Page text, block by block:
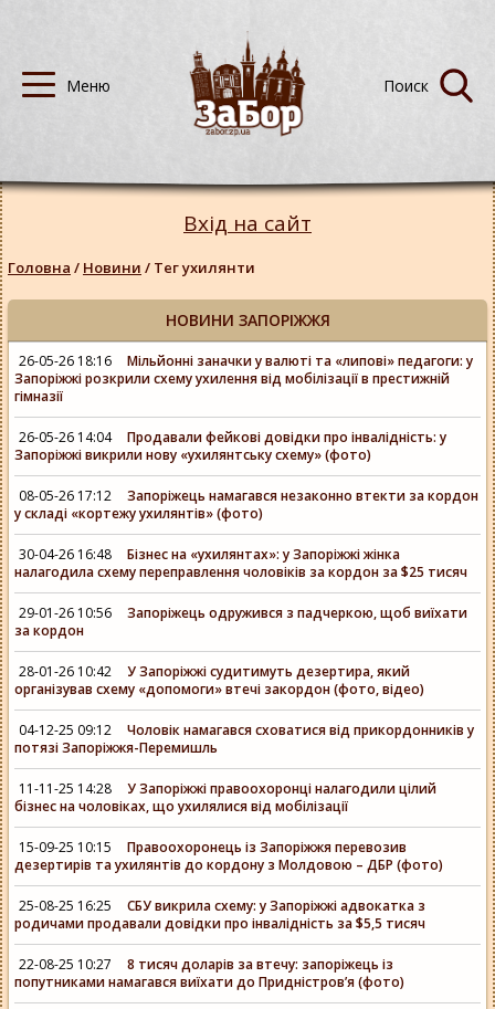
Вхід на сайт
Головна / Новини / Тег ухилянти
НОВИНИ ЗАПОРІЖЖЯ
26-05-26 18:16
Мільйонні заначки у валюті та «липові» педагоги: у
Запоріжжі розкрили схему ухилення від мобілізації в престижній
гімназії
26-05-26 14:04
Продавали фейкові довідки про інвалідність: у
Запоріжжі викрили нову «ухилянтську схему» (фото)
08-05-26 17:12
Запоріжець намагався незаконно втекти за кордон
у складі «кортежу ухилянтів» (фото)
30-04-26 16:48
Бізнес на «ухилянтах»: у Запоріжжі жінка
налагодила схему переправлення чоловіків за кордон за $25 тисяч
29-01-26 10:56
Запоріжець одружився з падчеркою, щоб виїхати
за кордон
28-01-26 10:42
У Запоріжжі судитимуть дезертира, який
організував схему «допомоги» втечі закордон (фото, відео)
04-12-25 09:12
Чоловік намагався сховатися від прикордонників у
потязі Запоріжжя-Перемишль
11-11-25 14:28
У Запоріжжі правоохоронці налагодили цілий
бізнес на чоловіках, що ухилялися від мобілізації
15-09-25 10:15
Правоохоронець із Запоріжжя перевозив
дезертирів та ухилянтів до кордону з Молдовою – ДБР (фото)
25-08-25 16:25
СБУ викрила схему: у Запоріжжі адвокатка з
родичами продавали довідки про інвалідність за $5,5 тисяч
22-08-25 10:27
8 тисяч доларів за втечу: запоріжець із
попутниками намагався виїхати до Придністров’я (фото)